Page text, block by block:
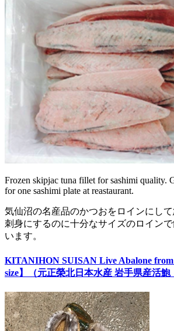
Frozen skipjac tuna fillet for sashimi quality.
for one sashimi plate at reastaurant.
気仙沼の名産品のかつおをロインにして
刺身にするのに十分なサイズのロイン
います。
KITANIHON SUISAN Live Abalone from
size】（元正榮北日本水産 岩手県産活鮑